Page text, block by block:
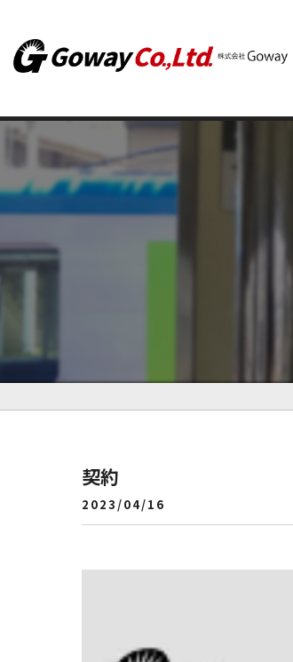
契約
2023/04/16